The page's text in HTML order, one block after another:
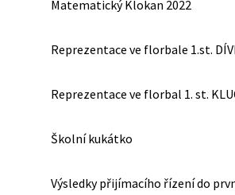
Matematický Klokan 2022
Reprezentace ve florbale 1.st.
Reprezentace ve florbal 1. st.
Školní kukátko
Výsledky přijímacího řízení do